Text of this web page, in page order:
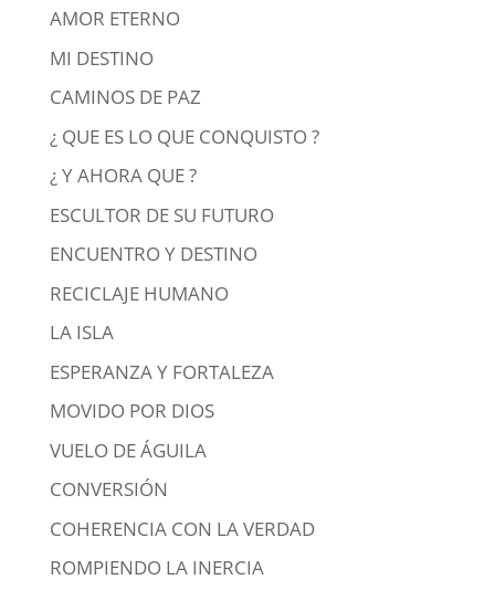
AMOR ETERNO
MI DESTINO
CAMINOS DE PAZ
¿ QUE ES LO QUE CONQUISTO ?
¿ Y AHORA QUE ?
ESCULTOR DE SU FUTURO
ENCUENTRO Y DESTINO
RECICLAJE HUMANO
LA ISLA
ESPERANZA Y FORTALEZA
MOVIDO POR DIOS
VUELO DE ÁGUILA
CONVERSIÓN
COHERENCIA CON LA VERDAD
ROMPIENDO LA INERCIA